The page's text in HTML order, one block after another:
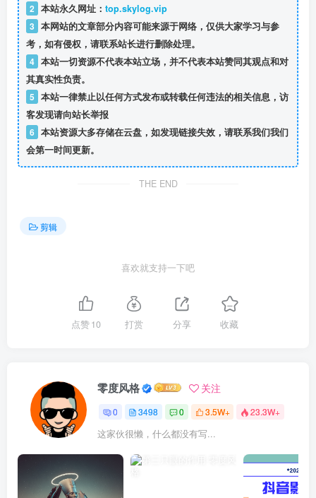
2 本站永久网址： top.skylog.vip
3 本网站的文章部分内容可能来源于网络，仅供大家学习与参
考，如有侵权，请联系站长进行删除处理。
4 本站一切资源不代表本站立场，并不代表本站赞同其观点和对
其真实性负责。
5 本站一律禁止以任何方式发布或转载任何违法的相关信息，访
客发现请向站长举报
6 本站资源大多存储在云盘，如发现链接失效，请联系我们我们
会第一时间更新。
THE END
剪辑
喜欢就支持一下吧
点赞10 打赏 分享 收藏
零度风格 关注
0 3498 0 3.5W+ 23.3W+
这家伙很懒，什么都没有写...